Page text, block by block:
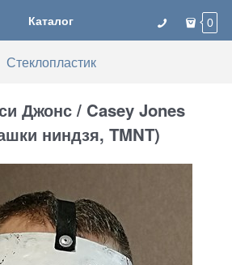
Каталог 0
Стеклопластик
Джонс / Casey Jones
ниндзя, TMNT)